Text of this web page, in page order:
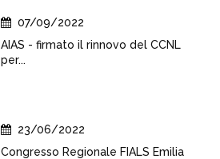
07/09/2022
AIAS - firmato il rinnovo del CCNL
per...
23/06/2022
Congresso Regionale FIALS Emilia